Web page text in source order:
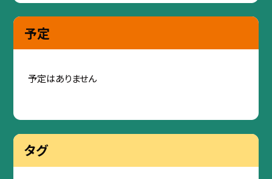
予定
予定はありません
タグ